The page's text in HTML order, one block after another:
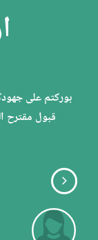
بوركتم على
قبول مقترح